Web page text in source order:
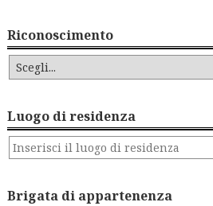
Riconoscimento
Luogo di residenza
Brigata di appartenenza